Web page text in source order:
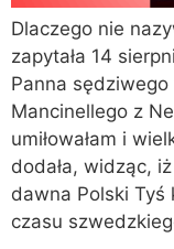
Dlaczego nie
zapytała 14
Panna sędziwego
Mancinellego z
umiłowałam i
dodała, widząc,
dawna Polski Tyś
czasu